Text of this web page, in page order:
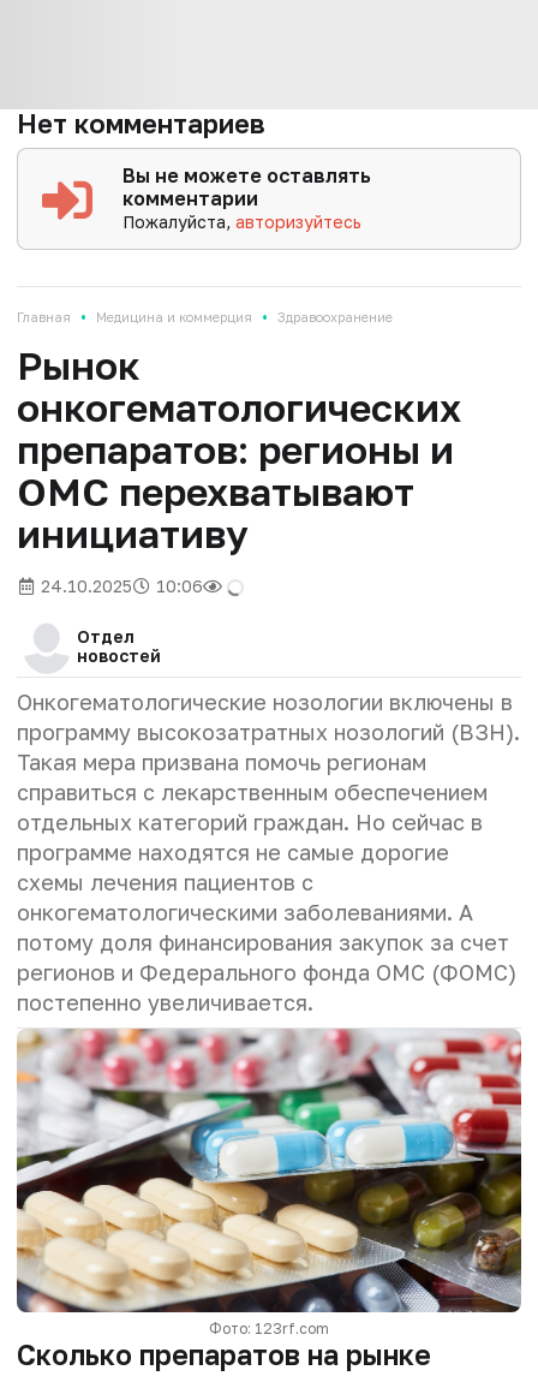
Нет комментариев
Вы не можете оставлять
комментарии
Пожалуйста,авторизуйтесь
Главная • Медицина и коммерция • Здравоохранение
Рынок
онкогематологических
препаратов: регионы и
ОМС перехватывают
инициативу
24.10.2025 10:06
Отдел
новостей
Онкогематологические нозологии включены в
программу высокозатратных нозологий (ВЗН).
Такая мера призвана помочь регионам
справиться с лекарственным обеспечением
отдельных категорий граждан. Но сейчас в
программе находятся не самые дорогие
схемы лечения пациентов с
онкогематологическими заболеваниями. А
потому доля финансирования закупок за счет
регионов и Федерального фонда ОМС (ФОМС)
постепенно увеличивается.
Фото: 123rf.com
Сколько препаратов на рынке